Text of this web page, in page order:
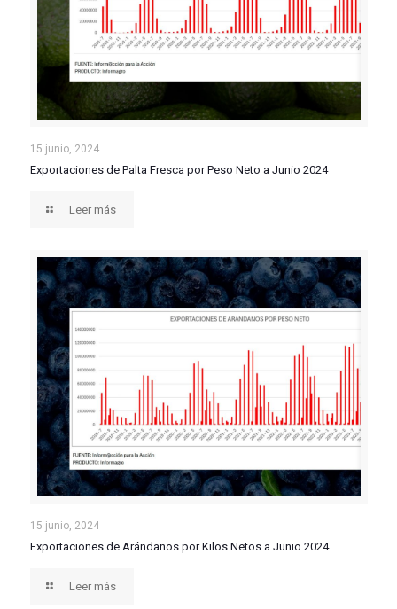
Exportaciones de Palta Fresca por Peso Neto a Junio
15 junio, 2024
Exportaciones de Palta Fresca por Peso Neto a Junio 2024
Leer más
Exportaciones de Arándanos por Kilos Netos a Junio
15 junio, 2024
Exportaciones de Arándanos por Kilos Netos a Junio 2024
Leer más